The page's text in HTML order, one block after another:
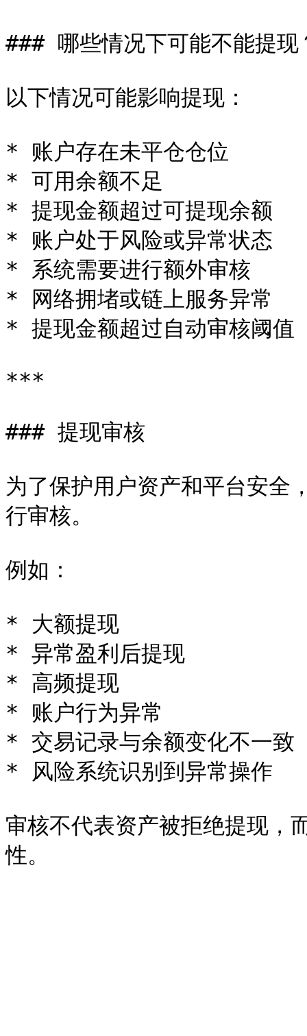
### 哪些情况下可能不能提现
以下情况可能影响提现：
* 账户存在未平仓仓位
* 可用余额不足
* 提现金额超过可提现余额
* 账户处于风险或异常状态
* 系统需要进行额外审核
* 网络拥堵或链上服务异常
* 提现金额超过自动审核阈值
***
### 提现审核
为了保护用户资产和平台安
行审核。
例如：
* 大额提现
* 异常盈利后提现
* 高频提现
* 账户行为异常
* 交易记录与余额变化不一致
* 风险系统识别到异常操作
审核不代表资产被拒绝提现，